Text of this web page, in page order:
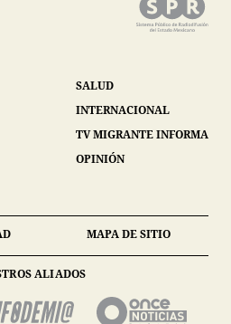
SALUD
INTERNACIONAL
TV MIGRANTE INFORMA
OPINIÓN
MAPA DE SITIO
ALIADOS